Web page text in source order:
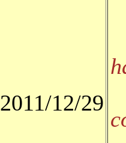
2011/12/29